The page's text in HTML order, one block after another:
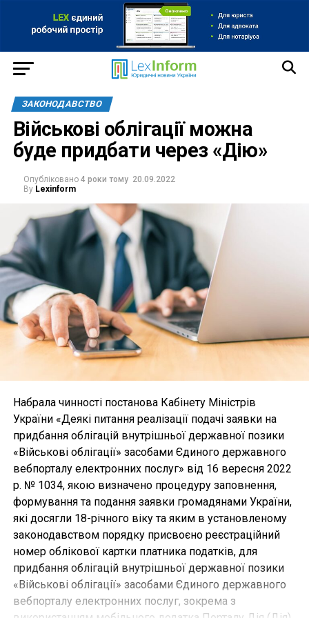
ЗАКОНОДАВСТВО
Військові облігації можна
буде придбати через «Дію»
Опубліковано 4 роки тому 20.09.2022
By Lexinform
Набрала чинності постанова Кабінету Міністрів
України «Деякі питання реалізації подачі заявки на
придбання облігацій внутрішньої державної позики
«Військові облігації» засобами Єдиного державного
вебпорталу електронних послуг» від 16 вересня 2022
р. № 1034, якою визначено процедуру заповнення,
формування та подання заявки громадянами України,
які досягли 18-річного віку та яким в установленому
законодавством порядку присвоєно реєстраційний
номер облікової картки платника податків, для
придбання облігацій внутрішньої державної позики
«Військові облігації» засобами Єдиного державного
вебпорталу електронних послуг, зокрема з